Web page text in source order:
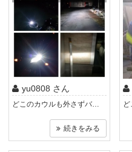
yu0808 さん
どこのカウルも外さずバラストはヘッドライト裏の下のカバーに、黒いリレー？みたいなのはその真上に貼り付ける。 HID電源ハーネスに手を加える..
続きをみる